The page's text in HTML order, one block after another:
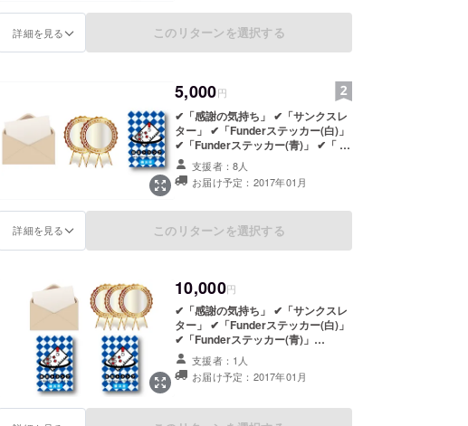
無事、制作が完了した後にお手紙を
ます。
詳細を見る このリターンを選択する
5,000円
✔「感謝の気持ち」 ✔「サンクスレ
ター」 ✔「Funderステッカー(白)」
✔「Funderステッカー(青)」 ✔「 オ
フィシャルサイトにお名前を記載」
✔「横浜版・防災トランプ 1個」
============================
無事、制作が完了した後にお手紙を
頂きます。
支援者：8人
お届け予定：2017年01月
詳細を見る このリターンを選択する
10,000円
✔「感謝の気持ち」 ✔「サンクスレ
ター」 ✔「Funderステッカー(白)」
✔「Funderステッカー(青)」
✔「Funderステッカー(スペシャ
ル)」 ✔「 オフィシャルサイトにお
名前を記載」 ✔「横浜版・防災トラ
============================
支援者：1人
お届け予定：2017年01月